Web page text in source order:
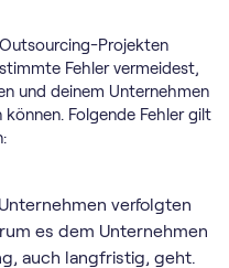
Projekten
Fehler vermeidest,
und deinem Unternehmen
Folgende Fehler gilt
verfolgten
es dem Unternehmen
auch langfristig, geht.